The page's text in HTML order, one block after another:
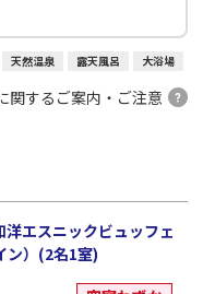
天然温泉 露天風呂 大浴場
関するご案内・ご注意
エスニックビュッフェ
ン）(2名1室)